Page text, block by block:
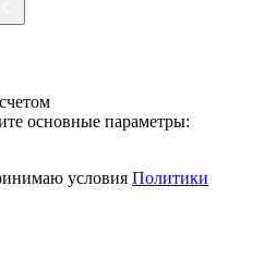
основные параметры:
условия Политики